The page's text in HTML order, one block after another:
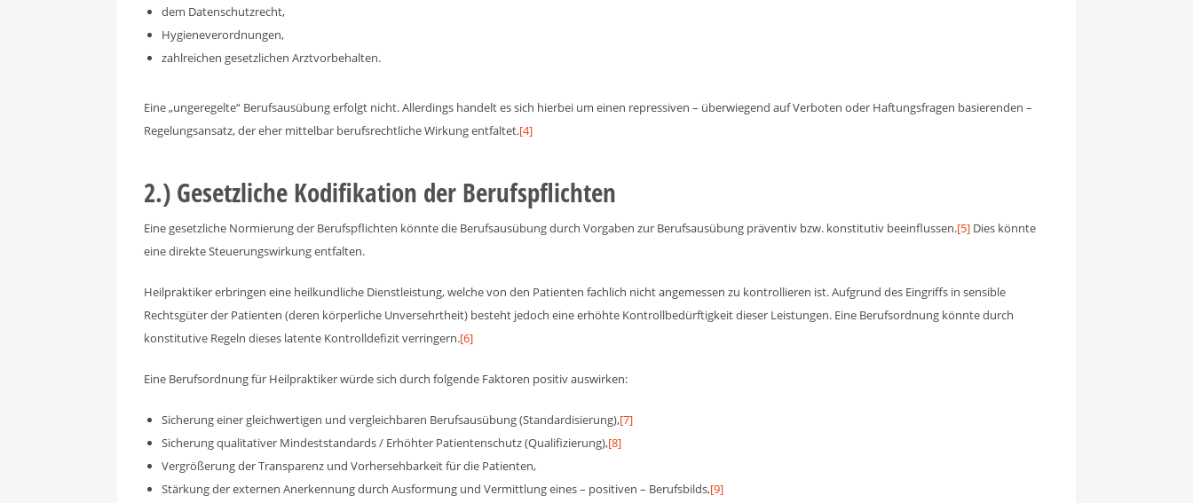
dem Datenschutzrecht,
Hygieneverordnungen,
zahlreichen gesetzlichen Arztvorbehalten.
Eine „ungeregelte“ Berufsausübung erfolgt nicht. Allerdings handelt es sich hierbei um einen repressiven – überwiegend auf Verboten oder Haftungsfragen basierenden –
Regelungsansatz, der eher mittelbar berufsrechtliche Wirkung entfaltet.[4]
2.) Gesetzliche Kodifikation der Berufspflichten
Eine gesetzliche Normierung der Berufspflichten könnte die Berufsausübung durch Vorgaben zur Berufsausübung präventiv bzw. konstitutiv beeinflussen.[5] Dies könnte
eine direkte Steuerungswirkung entfalten.
Heilpraktiker erbringen eine heilkundliche Dienstleistung, welche von den Patienten fachlich nicht angemessen zu kontrollieren ist. Aufgrund des Eingriffs in sensible
Rechtsgüter der Patienten (deren körperliche Unversehrtheit) besteht jedoch eine erhöhte Kontrollbedürftigkeit dieser Leistungen. Eine Berufsordnung könnte durch
konstitutive Regeln dieses latente Kontrolldefizit verringern.[6]
Eine Berufsordnung für Heilpraktiker würde sich durch folgende Faktoren positiv auswirken:
Sicherung einer gleichwertigen und vergleichbaren Berufsausübung (Standardisierung),[7]
Sicherung qualitativer Mindeststandards / Erhöhter Patientenschutz (Qualifizierung),[8]
Vergrößerung der Transparenz und Vorhersehbarkeit für die Patienten,
Stärkung der externen Anerkennung durch Ausformung und Vermittlung eines – positiven – Berufsbilds,[9]